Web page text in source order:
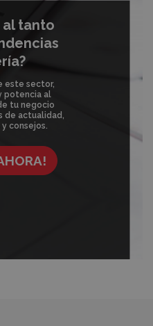
al tanto
este sector,
potencia al
tu negocio
de actualidad,
consejos.